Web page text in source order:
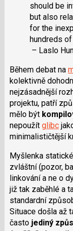
should be
but also
for the
hundreds
– Laslo
Během debat na
kolektivně
nejzásadnější
projektu, patří
mělo být
nepoužít glibc
minimalističtější
Myšlenka
zvláštní (pozor,
linkování a ne o
již tak zaběhlé a
standardní
Situace došla až
často jediný